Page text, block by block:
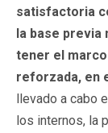
satisfactoria
la base previa
tener el
reforzada, en
llevado a cabo
los internos, la